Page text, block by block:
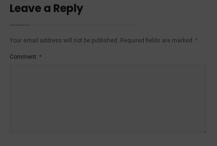
Leave a Reply
Your email address will not be published. Required fields are marked *
Comment *